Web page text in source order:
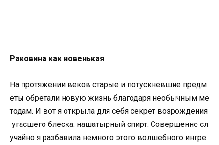
Раковина как новенькая
На протяжении веков старые и потускневшие предм
еты обретали новую жизнь благодаря необычным ме
тодам. И вот я открыла для себя секрет возрождения
угасшего блеска: нашатырный спирт. Совершенно сл
учайно я разбавила немного этого волшебного ингре